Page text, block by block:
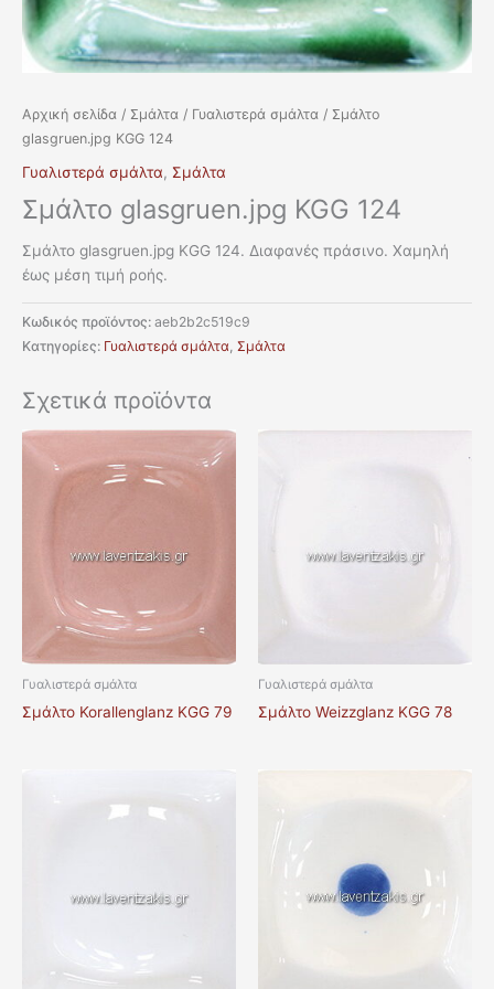
Αρχική σελίδα / Σμάλτα / Γυαλιστερά σμάλτα / Σμάλτο
glasgruen.jpg KGG 124
Γυαλιστερά σμάλτα, Σμάλτα
Σμάλτο glasgruen.jpg KGG 124
Σμάλτο glasgruen.jpg KGG 124. Διαφανές πράσινο. Χαμηλή
έως μέση τιμή ροής.
Κωδικός προϊόντος: aeb2b2c519c9
Κατηγορίες: Γυαλιστερά σμάλτα, Σμάλτα
Σχετικά προϊόντα
Γυαλιστερά σμάλτα
Σμάλτο Korallenglanz KGG 79
Γυαλιστερά σμάλτα
Σμάλτο Weizzglanz KGG 78